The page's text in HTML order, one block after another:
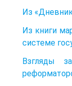
Из
Из книги
системе
Взгляды